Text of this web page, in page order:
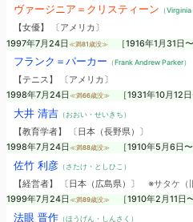
ヴァージニア＝クリスティーン （
【女優】 〔アメリカ〕
1997年7月24日 ≪満81歳没≫ ［1916年1月31日〜
フランク＝パーカー （Frank Andrew Parker）
【テニス】 〔アメリカ〕
1998年7月24日 ≪満66歳没≫ ［1931年10月12日
大井 清吉（おおい・せいきち）
【教育学者】 〔日本（長野県）〕
1998年7月24日 ≪満88歳没≫ ［1910年5月6日〜
佐竹 利彦（さたけ・としひこ）
【経営者】 〔日本（広島県）〕 ※サタケ（
1999年7月24日 ≪満89歳没≫ ［1910年2月11日〜
法眼 晋作（ほうげん・しんさく）